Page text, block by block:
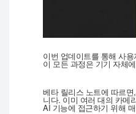
이번 업데이트를 통해 사
이 모든 과정은 기기 자체
베타 릴리스 노트에 따르
니다. 이미 여러 대의 카메
AI 기능에 접근하기 위해